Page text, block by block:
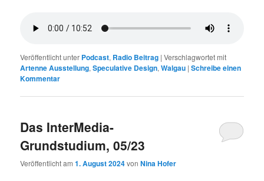
Veröffentlicht unter Podcast, Radio Beitrag |Verschlagwortet mit
Artenne Ausstellung,Speculative Design,Walgau |Schreibe einen
Kommentar
Das InterMedia-
Grundstudium, 05/23
Veröffentlicht am1. August 2024vonNina Hofer